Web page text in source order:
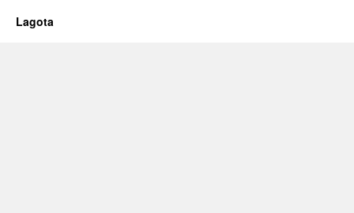
Lagota